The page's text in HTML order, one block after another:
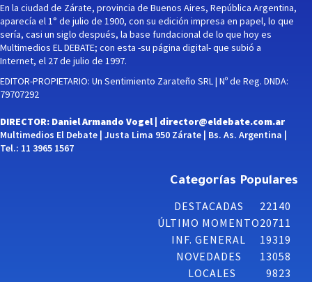
En la ciudad de Zárate, provincia de Buenos Aires, República Argentina,
aparecía el 1° de julio de 1900, con su edición impresa en papel, lo que
sería, casi un siglo después, la base fundacional de lo que hoy es
Multimedios EL DEBATE; con esta -su página digital- que subió a
Internet, el 27 de julio de 1997.
EDITOR-PROPIETARIO: Un Sentimiento Zarateño SRL | Nº de Reg. DNDA:
79707292
DIRECTOR: Daniel Armando Vogel | director@eldebate.com.ar
Multimedios El Debate | Justa Lima 950 Zárate | Bs. As. Argentina |
Tel.: 11 3965 1567
Categorías Populares
DESTACADAS
22140
ÚLTIMO MOMENTO20711
INF. GENERAL
19319
NOVEDADES
13058
LOCALES
9823